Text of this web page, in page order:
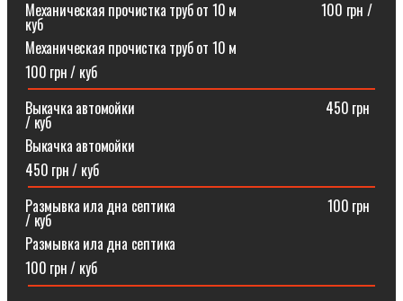
Механическая прочистка труб от 10 м⠀⠀⠀⠀⠀⠀⠀⠀100 грн /
куб
Механическая прочистка труб от 10 м
100 грн / куб
Выкачка автомойки⠀⠀⠀⠀⠀⠀⠀⠀⠀⠀⠀⠀⠀⠀⠀⠀⠀⠀450 грн
/ куб
Выкачка автомойки
450 грн / куб
Размывка ила дна септика ⠀⠀⠀⠀⠀⠀⠀⠀⠀⠀⠀⠀⠀⠀100 грн
/ куб
Размывка ила дна септика
100 грн / куб